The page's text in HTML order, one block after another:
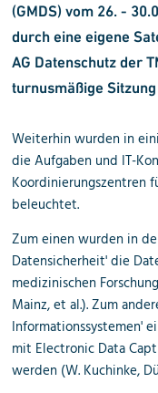
(GMDS) vom 26. -
durch eine eigene
AG Datenschutz der
turnusmäßige
Weiterhin wurden in
die Aufgaben und IT-
Koordinierungszentren
beleuchtet.
Zum einen wurden in
Datensicherheit' die
medizinischen
Mainz, et al.). Zum
Informationssystemen'
mit Electronic Data
werden (W. Kuchinke,